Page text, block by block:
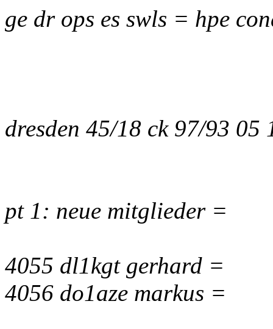
ge dr ops es swls = hpe
dresden 45/18 ck 97/93 05
pt 1: neue mitglieder =
4055 dl1kgt gerhard =
4056 do1aze markus =